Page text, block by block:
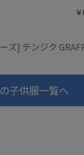
ズ] テンジク
子供服一覧へ